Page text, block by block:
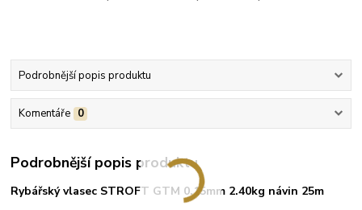
Podrobnější popis produktu
Komentáře 0
Podrobnější popis produktu
Rybářský vlasec STROFT GTM 0.15mm 2.40kg návin 25m